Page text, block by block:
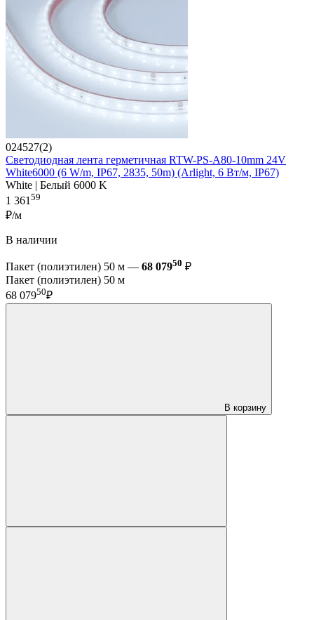
024527(2)
Светодиодная лента герметичная RTW-PS-A80-10mm 24V
White6000 (6 W/m, IP67, 2835, 50m) (Arlight, 6 Вт/м, IP67)
White | Белый 6000 K
1 361 59
₽/м
В наличии
Пакет (полиэтилен) 50 м — 68 07950 ₽
Пакет (полиэтилен) 50 м
68 07950₽
В корзину